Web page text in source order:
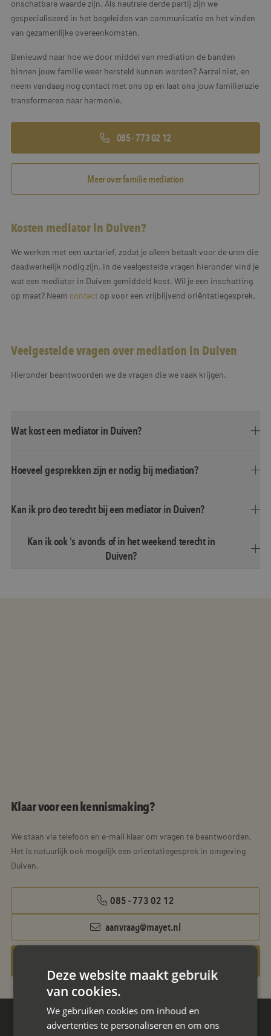
onschatbare waarde zijn. Als neutrale derde partij zijn we
gespecialiseerd in het begeleiden van communicatie en het vinden
van gezamenlijke overeenkomsten.
Benieuwd naar hoe we door middel van mediation de banden
binnen jouw familie weer hersteld kunnen worden? Aarzel niet, en
neem vandaag nog contact met ons op en laat ons jouw familieruzie
transformeren naar harmonie.
085 - 773 02 12
Meer over familie mediation
Kosten mediator in Duiven?
We werken met een uurtarief, zodat je alleen betaalt voor de uren die
daadwerkelijk nodig zijn. In de veelgestelde vragen hieronder vind je
wat een mediator in Duiven gemiddeld kost. Wil je een inschatting
op maat? Neem contact op voor een vrijblijvend oriëntatiegesprek.
Veelgestelde vragen over mediation in Duiven
Hieronder beantwoorden we de vragen die we vaak krijgen.
Wat kost een mediator in Duiven?
Hoeveel gesprekken zijn er nodig bij mediation?
Kan ik pro deo terecht bij een mediator in Duiven?
Kan ik ook 's avonds of in het weekend terecht in
Duiven?
Klaar voor een kennismaking?
We staan via telefoon en e-mail klaar om vragen te beantwoorden.
Het is natuurlijk ook mogelijk een orientatiegesprek in omgeving
Duiven.
085 - 773 02 12
aanvraag@mayet.nl
Hoofdkantoor
Deze website maakt gebruik
van cookies.
We gebruiken cookies om inhoud en
advertenties te personaliseren en om ons